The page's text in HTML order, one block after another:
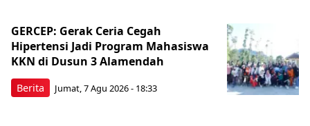
Berita
GERCEP: Gerak Ceria Cegah
Hipertensi Jadi Program Mahasiswa
KKN di Dusun 3 Alamendah
Jumat, 7 Agu 2026 - 18:33